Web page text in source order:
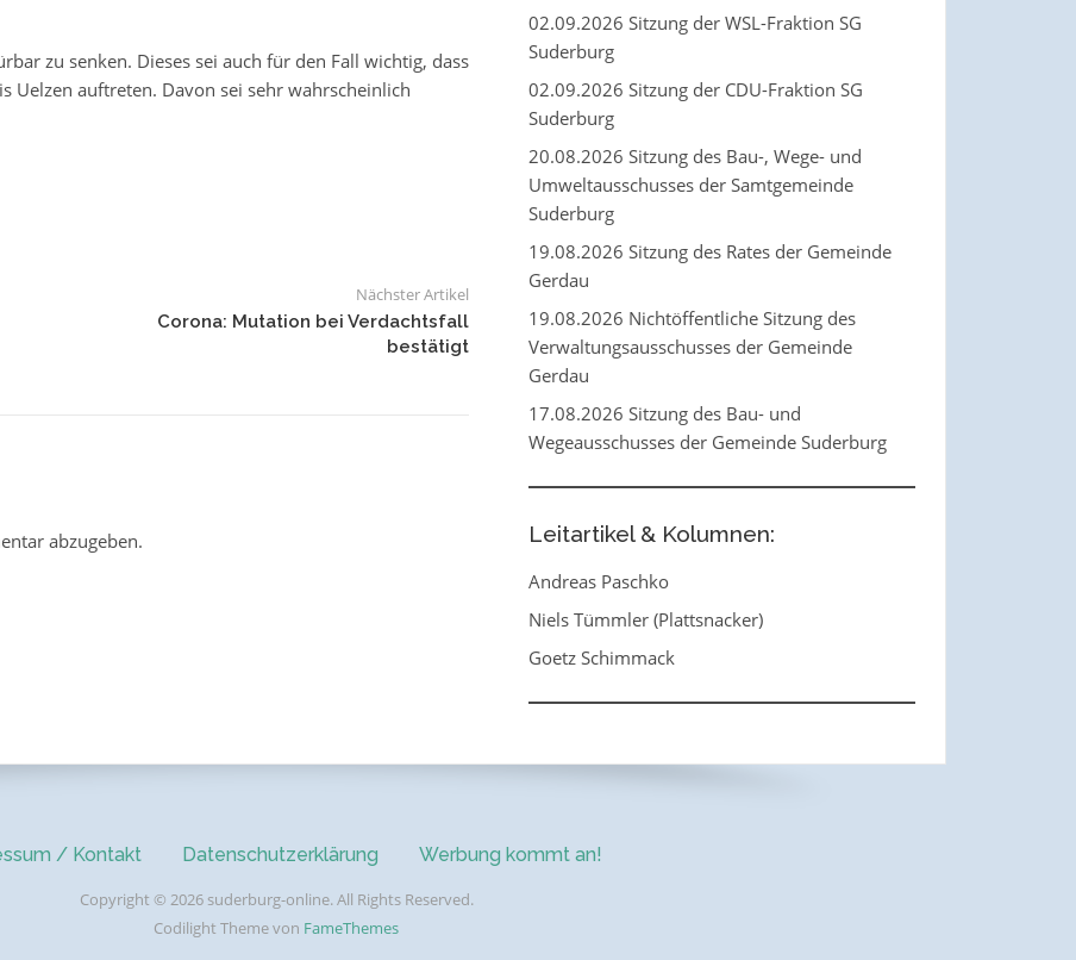
zu senken. Dieses sei auch für den Fall wichtig, dass
Uelzen auftreten. Davon sei sehr wahrscheinlich
Nächster Artikel
Corona: Mutation bei Verdachtsfall
bestätigt
abzugeben.
02.09.2026 Sitzung der WSL-Fraktion SG
Suderburg
02.09.2026 Sitzung der CDU-Fraktion SG
Suderburg
20.08.2026 Sitzung des Bau-, Wege- und
Umweltausschusses der Samtgemeinde
Suderburg
19.08.2026 Sitzung des Rates der Gemeinde
Gerdau
19.08.2026 Nichtöffentliche Sitzung des
Verwaltungsausschusses der Gemeinde
Gerdau
17.08.2026 Sitzung des Bau- und
Wegeausschusses der Gemeinde Suderburg
Leitartikel & Kolumnen:
Andreas Paschko
Niels Tümmler (Plattsnacker)
Goetz Schimmack
/ Kontakt Datenschutzerklärung Werbung kommt an!
Copyright © 2026 suderburg-online. All Rights Reserved.
Codilight Theme von FameThemes